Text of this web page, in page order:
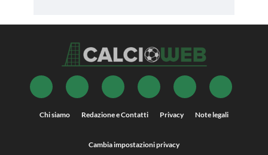
Chi siamo Redazione e Contatti Privacy Note legali
Cambia impostazioni privacy